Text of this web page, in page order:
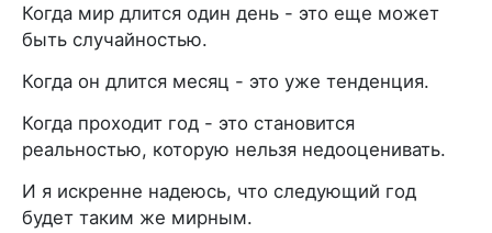
Когда мир длится один день - это еще может
быть случайностью.
Когда он длится месяц - это уже тенденция.
Когда проходит год - это становится
реальностью, которую нельзя недооценивать.
И я искренне надеюсь, что следующий год
будет таким же мирным.